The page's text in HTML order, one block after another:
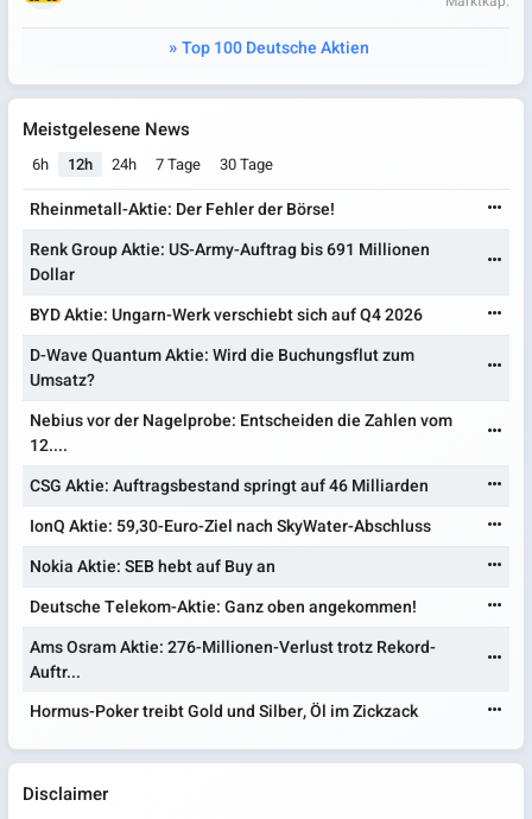
Top 100 Deutsche Aktien
Meistgelesene News
6h 12h 24h 7 Tage 30 Tage
Rheinmetall-Aktie: Der Fehler der Börse!
Renk Group Aktie: US-Army-Auftrag bis 691 Millionen
Dollar
BYD Aktie: Ungarn-Werk verschiebt sich auf Q4 2026
D-Wave Quantum Aktie: Wird die Buchungsflut zum
Umsatz?
Nebius vor der Nagelprobe: Entscheiden die Zahlen vom
12....
CSG Aktie: Auftragsbestand springt auf 46 Milliarden
IonQ Aktie: 59,30-Euro-Ziel nach SkyWater-Abschluss
Nokia Aktie: SEB hebt auf Buy an
Deutsche Telekom-Aktie: Ganz oben angekommen!
Ams Osram Aktie: 276-Millionen-Verlust trotz Rekord-
Auftr...
Hormus-Poker treibt Gold und Silber, Öl im Zickzack
Disclaimer